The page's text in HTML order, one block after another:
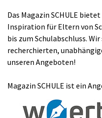
Das Magazin SCHULE
Inspiration für Eltern von
bis zum Schulabschluss.
recherchierten,
unseren Angeboten!
Magazin SCHULE ist ein